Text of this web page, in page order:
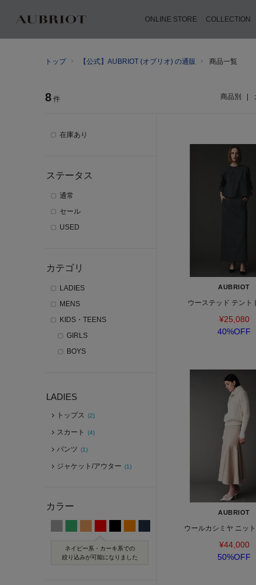
ONLINE STORE COLLECTION
トップ 【公式】AUBRIOT (オブリオ) の通販 商品一覧
8 件 商品別
在庫あり
ステータス
通常
セール
USED
カテゴリ
LADIES
MENS
KIDS・TEENS
GIRLS
BOYS
LADIES
トップス (2)
スカート (4)
パンツ (1)
ジャケット/アウター (1)
カラー
ネイビー系・カーキ系での
絞り込みが可能になりました
AUBRIOT
ウーステッド テント
¥25,080
40%OFF
AUBRIOT
ウールカシミヤ ニッ
¥44,000
50%OFF